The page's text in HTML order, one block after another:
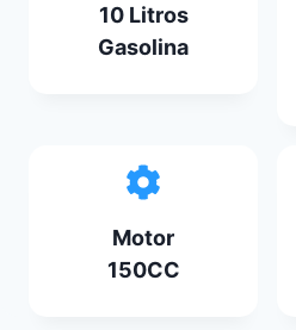
10 Litros
Gasolina
Motor
150CC